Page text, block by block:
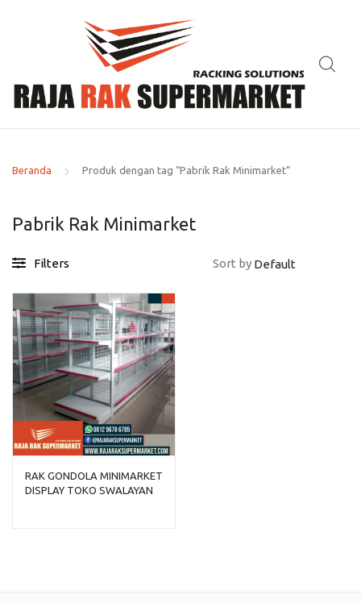
Beranda Produk dengan tag “Pabrik Rak Minimarket”
Pabrik Rak Minimarket
Filters Sort by
RAK GONDOLA MINIMARKET
DISPLAY TOKO SWALAYAN